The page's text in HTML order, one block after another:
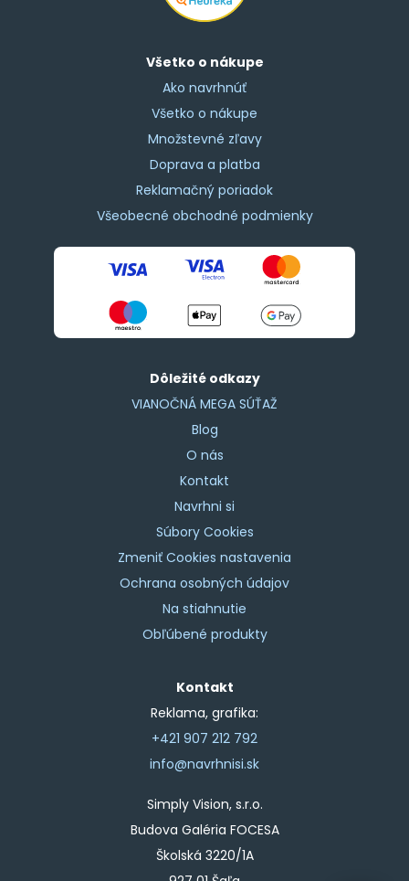
Všetko o nákupe
Ako navrhnúť
Všetko o nákupe
Množstevné zľavy
Doprava a platba
Reklamačný poriadok
Všeobecné obchodné podmienky
Dôležité odkazy
VIANOČNÁ MEGA SÚŤAŽ
Blog
O nás
Kontakt
Navrhni si
Súbory Cookies
Zmeniť Cookies nastavenia
Ochrana osobných údajov
Na stiahnutie
Obľúbené produkty
Kontakt
Reklama, grafika:
+421 907 212 792
info@navrhnisi.sk
Simply Vision, s.r.o.
Budova Galéria FOCESA
Školská 3220/1A